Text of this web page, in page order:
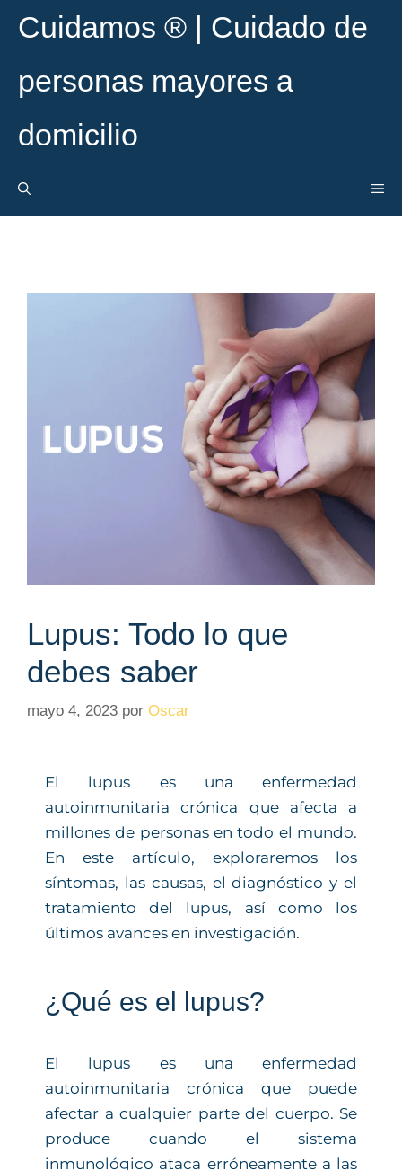
Cuidamos ® | Cuidado de
personas mayores a
domicilio
Lupus: Todo lo que
debes saber
mayo 4, 2023 por Oscar
El lupus es una enfermedad
autoinmunitaria crónica que afecta a
millones de personas en todo el mundo.
En este artículo, exploraremos los
síntomas, las causas, el diagnóstico y el
tratamiento del lupus, así como los
últimos avances en investigación.
¿Qué es el lupus?
El lupus es una enfermedad
autoinmunitaria crónica que puede
afectar a cualquier parte del cuerpo. Se
produce cuando el sistema
inmunológico ataca erróneamente a las